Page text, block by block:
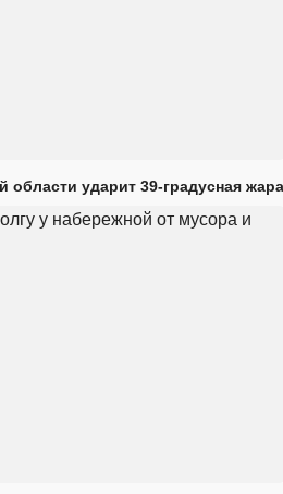
ударит 39-градусная жара